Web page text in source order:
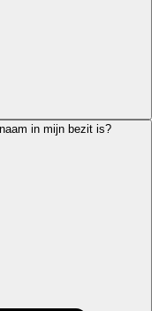
in mijn bezit is?